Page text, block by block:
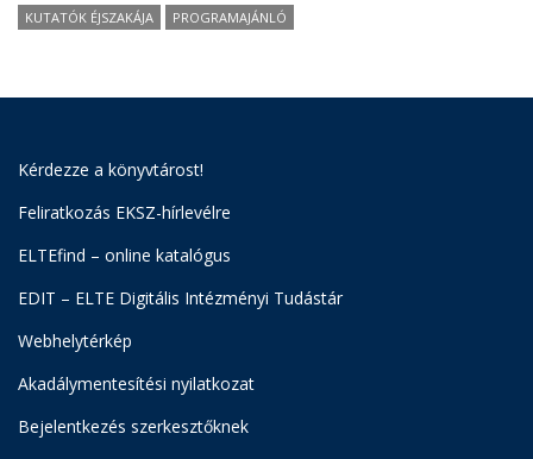
KUTATÓK ÉJSZAKÁJA PROGRAMAJÁNLÓ
Kérdezze a könyvtárost!
Feliratkozás EKSZ-hírlevélre
ELTEfind – online katalógus
EDIT – ELTE Digitális Intézményi Tudástár
Webhelytérkép
Akadálymentesítési nyilatkozat
Bejelentkezés szerkesztőknek